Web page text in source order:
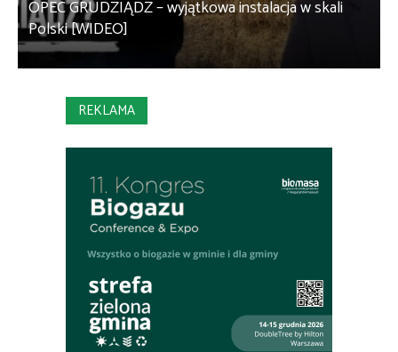
OPEC GRUDZIĄDZ – wyjątkowa instalacja w skali
Polski [WIDEO]
REKLAMA